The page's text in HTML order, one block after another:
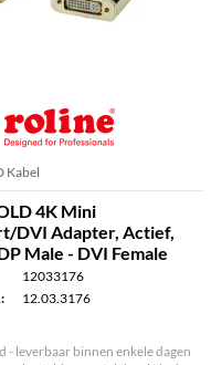
Kabel
4K Mini
DVI Adapter, Actief,
Male - DVI Female
12033176
12.03.3176
- leverbaar binnen enkele dagen